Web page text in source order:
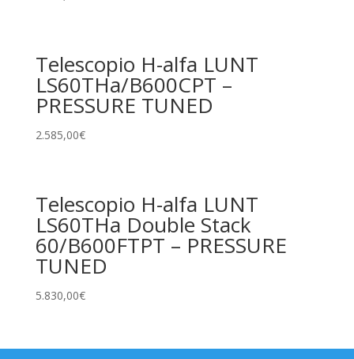
Telescopio H-alfa LUNT
LS60THa/B600CPT –
PRESSURE TUNED
2.585,00€
Telescopio H-alfa LUNT
LS60THa Double Stack
60/B600FTPT – PRESSURE
TUNED
5.830,00€